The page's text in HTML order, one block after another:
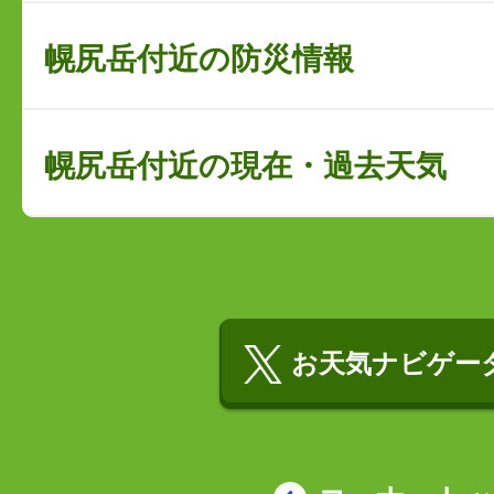
幌尻岳付近の防災情報
幌尻岳付近の現在・過去天気
お天気ナビゲー